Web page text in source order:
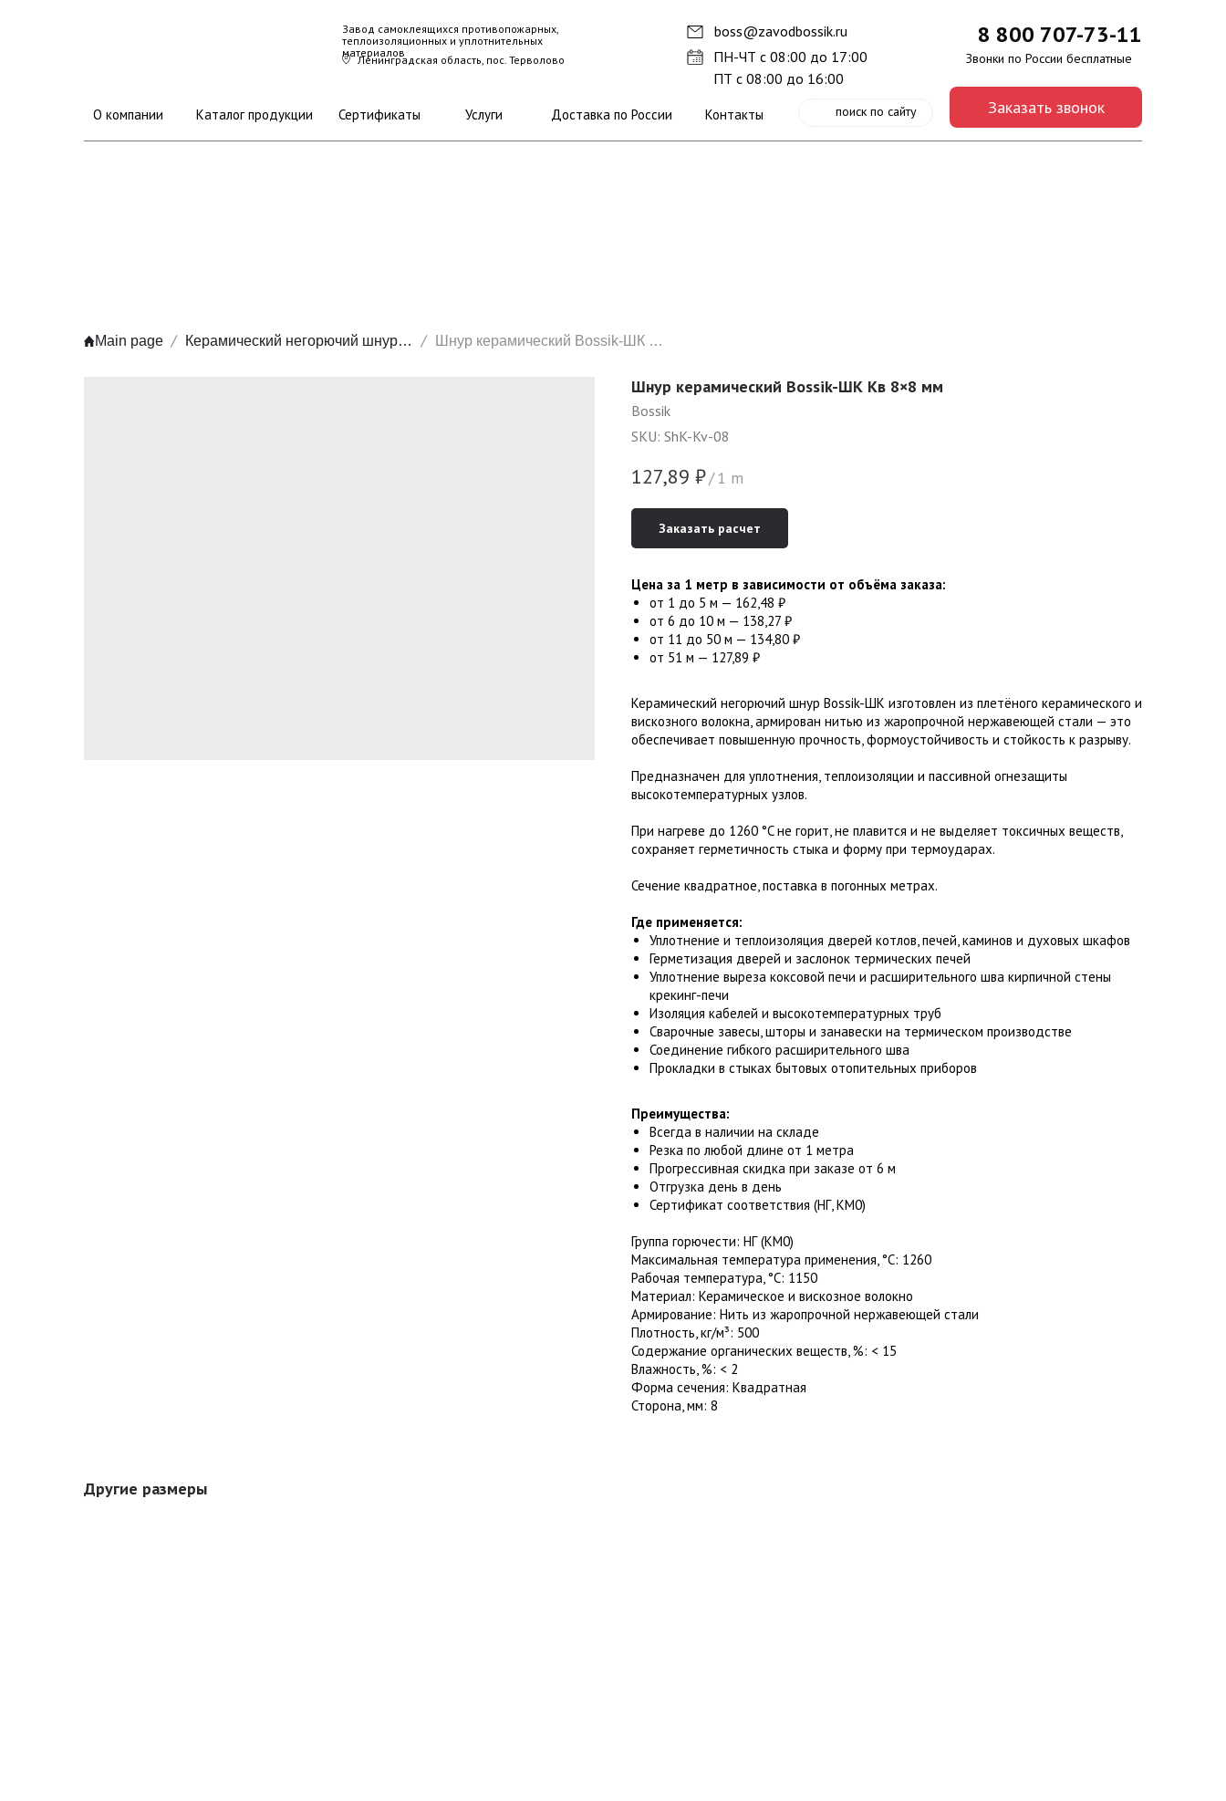
поиск по сайту
ПН-ЧТ с 08:00 до 17:00
ПТ с 08:00 до 16:00
8 800 707-73-11
Звонки по России бесплатные
Ленинградская область, пос. Терволово
Завод самоклеящихся противопожарных,
теплоизоляционных и уплотнительных
материалов
Заказать звонок
О компании Каталог продукции Сертификаты Услуги Доставка по России Контакты
boss@zavodbossik.ru
Main page Керамический негорючий шнур Bossik-ШК Шнур керамический Bossik-ШК Кв 8×8 мм
Шнур керамический Bossik-ШК Кв 8×8 мм
Bossik
SKU: ShK-Kv-08
127,89 ₽/1 m
Заказать расчет
Цена за 1 метр в зависимости от объёма заказа:
от 1 до 5 м — 162,48 ₽
от 6 до 10 м — 138,27 ₽
от 11 до 50 м — 134,80 ₽
от 51 м — 127,89 ₽
Керамический негорючий шнур Bossik-ШК изготовлен из плетёного керамического и
вискозного волокна, армирован нитью из жаропрочной нержавеющей стали — это
обеспечивает повышенную прочность, формоустойчивость и стойкость к разрыву.
Предназначен для уплотнения, теплоизоляции и пассивной огнезащиты
высокотемпературных узлов.
При нагреве до 1260 °C не горит, не плавится и не выделяет токсичных веществ,
сохраняет герметичность стыка и форму при термоударах.
Сечение квадратное, поставка в погонных метрах.
Где применяется:
Уплотнение и теплоизоляция дверей котлов, печей, каминов и духовых шкафов
Герметизация дверей и заслонок термических печей
Уплотнение выреза коксовой печи и расширительного шва кирпичной стены
крекинг-печи
Изоляция кабелей и высокотемпературных труб
Сварочные завесы, шторы и занавески на термическом производстве
Соединение гибкого расширительного шва
Прокладки в стыках бытовых отопительных приборов
Преимущества:
Всегда в наличии на складе
Резка по любой длине от 1 метра
Прогрессивная скидка при заказе от 6 м
Отгрузка день в день
Сертификат соответствия (НГ, КМ0)
Группа горючести: НГ (КМ0)
Максимальная температура применения, °C: 1260
Рабочая температура, °C: 1150
Материал: Керамическое и вискозное волокно
Армирование: Нить из жаропрочной нержавеющей стали
Плотность, кг/м³: 500
Содержание органических веществ, %: < 15
Влажность, %: < 2
Форма сечения: Квадратная
Сторона, мм: 8
Другие размеры